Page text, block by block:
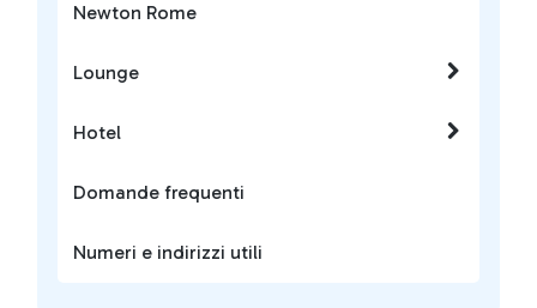
Newton Rome
Lounge
Hotel
Domande frequenti
Numeri e indirizzi utili